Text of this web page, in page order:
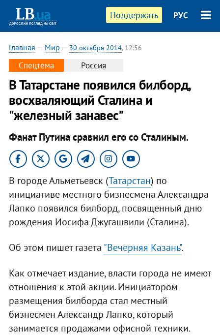
Поддержать РУС
Главная — Мир — 30 октября 2014, 12:56
Спецтема Россия
В Татарстане появился билборд,
восхваляющий Сталина и
"железный занавес"
Фанат Путина сравнил его со Сталиным.
В городе Альметьевск (Татарстан) по
инициативе местного бизнесмена Александра
Лапко появился билборд, посвященный дню
рождения Иосифа Джугашвили (Сталина).
Об этом пишет газета "Вечерняя Казань".
Как отмечает издание, власти города не имеют
отношения к этой акции. Инициатором
размещения билборда стал местный
бизнесмен Александр Лапко, который
занимается продажами офисной техники.